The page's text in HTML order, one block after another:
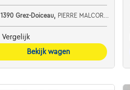
1390 Grez-Doiceau, PIERRE MALCORPS AUTOMOBILES SRL
Vergelijk
Bekijk wagen